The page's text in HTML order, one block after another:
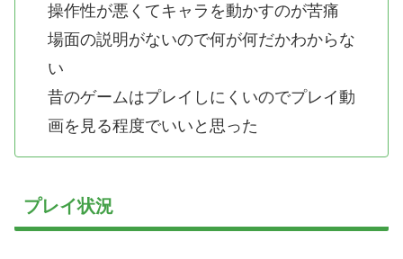
操作性が悪くてキャラを動かすのが苦痛
場面の説明がないので何が何だかわからな
い
昔のゲームはプレイしにくいのでプレイ動
画を見る程度でいいと思った
プレイ状況